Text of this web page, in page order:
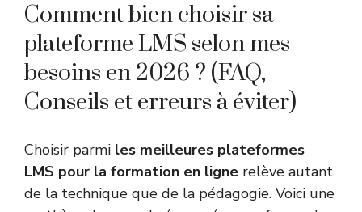
Comment bien choisir sa
plateforme LMS selon mes
besoins en 2026 ? (FAQ,
Conseils et erreurs à éviter)
Choisir parmi les meilleures plateformes
LMS pour la formation en ligne relève autant
de la technique que de la pédagogie. Voici une